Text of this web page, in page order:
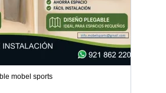
mobel sports